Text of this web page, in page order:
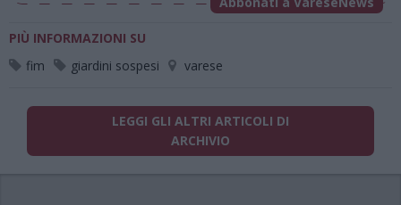
PIÙ INFORMAZIONI SU
fim
giardini sospesi varese
LEGGI GLI ALTRI ARTICOLI DI
ARCHIVIO